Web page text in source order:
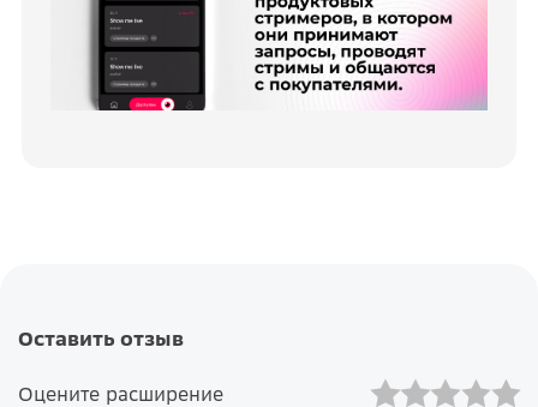
Оставить отзыв
Оцените расширение